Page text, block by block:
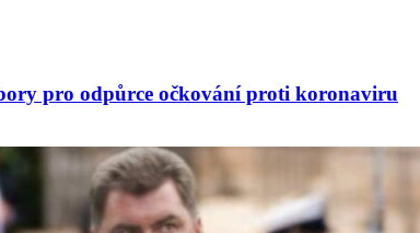
pro odpůrce očkování proti koronaviru